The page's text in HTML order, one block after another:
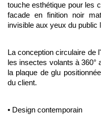
touche esthétique pour les
facade en finition noir
invisible aux yeux du public
La conception circulaire de
les insectes volants à 360°
la plaque de glu
du client.
• Design contemporain